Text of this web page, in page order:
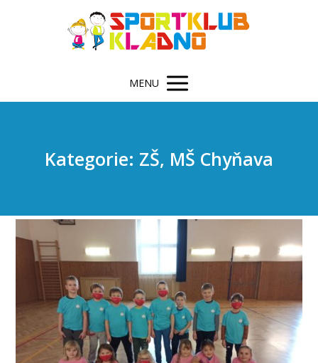
MENU
Kategorie: ZŠ, MŠ Chyňava